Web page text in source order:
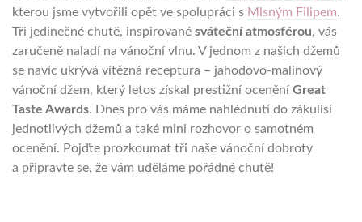
kterou jsme vytvořili opět ve spolupráci s Mlsným Filipem.
Tři jedinečné chutě, inspirované sváteční atmosférou, vás
zaručeně naladí na vánoční vlnu. V jednom z našich džemů
se navíc ukrývá vítězná receptura – jahodovo-malinový
vánoční džem, který letos získal prestižní ocenění Great
Taste Awards. Dnes pro vás máme nahlédnutí do zákulisí
jednotlivých džemů a také mini rozhovor o samotném
ocenění. Pojďte prozkoumat tři naše vánoční dobroty
a připravte se, že vám uděláme pořádné chutě!